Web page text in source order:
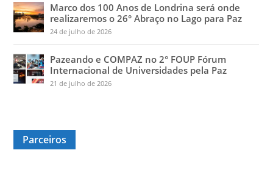
Marco dos 100 Anos de Londrina será onde
realizaremos o 26° Abraço no Lago para Paz
24 de julho de 2026
Pazeando e COMPAZ no 2° FOUP Fórum
Internacional de Universidades pela Paz
21 de julho de 2026
Parceiros